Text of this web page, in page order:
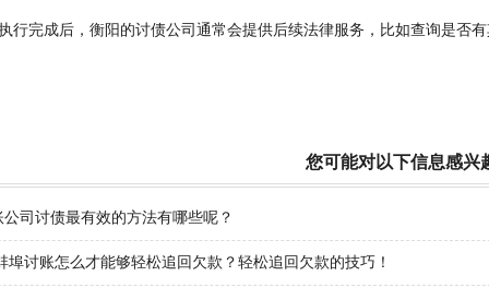
成后，衡阳的讨债公司通常会提供后续法律服务，比如查询是否有
您可能对以下信息感兴
司讨债最有效的方法有哪些呢？
埠讨账怎么才能够轻松追回欠款？轻松追回欠款的技巧！